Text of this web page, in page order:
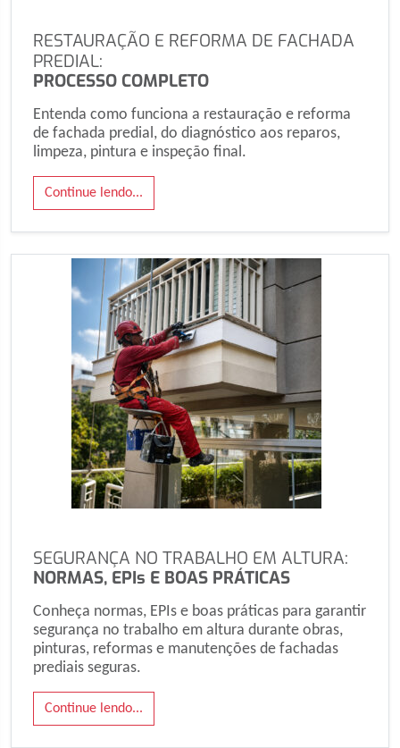
RESTAURAÇÃO E REFORMA DE FACHADA
PREDIAL:
PROCESSO COMPLETO
Entenda como funciona a restauração e reforma
de fachada predial, do diagnóstico aos reparos,
limpeza, pintura e inspeção final.
Continue lendo...
SEGURANÇA NO TRABALHO EM ALTURA:
NORMAS, EPIs E BOAS PRÁTICAS
Conheça normas, EPIs e boas práticas para garantir
segurança no trabalho em altura durante obras,
pinturas, reformas e manutenções de fachadas
prediais seguras.
Continue lendo...